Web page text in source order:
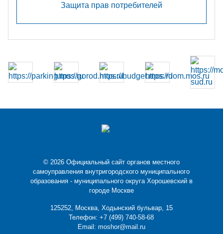
Защита прав потребителей
© 2026 Официальный сайт органов местного
самоуправления внутригородского муниципального
образования - муниципального округа Хорошевский в
городе Москве
125252, Москва, Ходынский бульвар, 15
Телефон:+7 (499) 740-58-68
Email: moshor@mail.ru